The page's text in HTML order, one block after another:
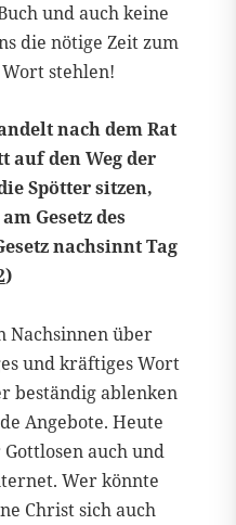
und auch keine
die nötige Zeit zum
stehlen!
nach dem Rat
auf den Weg der
Spötter sitzen,
Gesetz des
nachsinnt Tag
)
Nachsinnen über
und kräftiges Wort
beständig ablenken
Angebote. Heute
auch und
Wer könnte
Christ sich auch